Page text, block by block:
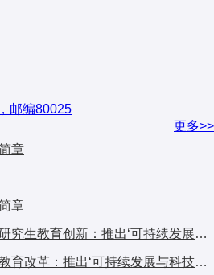
邮编80025
更多>>
章
章
美国加州州立大学2025年研究生教育创新：推出‘可持续发展与科技融合’跨学科计划，引发广泛关注
斯坦福大学2025年研究生教育改革：推出‘可持续发展与科技融合’跨学科计划，引发全球关注